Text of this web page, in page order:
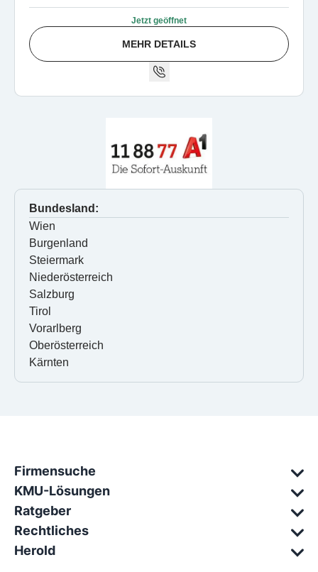
Jetzt geöffnet
MEHR DETAILS
Bundesland:
Wien
Burgenland
Steiermark
Niederösterreich
Salzburg
Tirol
Vorarlberg
Oberösterreich
Kärnten
Firmensuche
KMU-Lösungen
Ratgeber
Rechtliches
Herold